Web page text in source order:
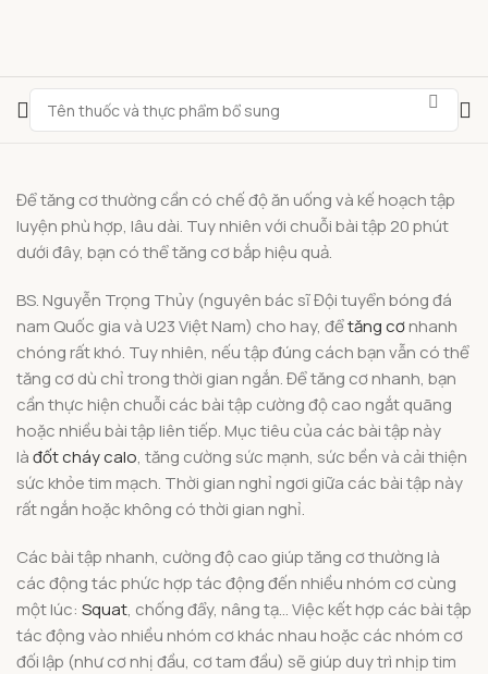
Để tăng cơ thường cần có chế độ ăn uống và kế hoạch tập
luyện phù hợp, lâu dài. Tuy nhiên với chuỗi bài tập 20 phút
dưới đây, bạn có thể tăng cơ bắp hiệu quả.
BS. Nguyễn Trọng Thủy (nguyên bác sĩ Đội tuyển bóng đá
nam Quốc gia và U23 Việt Nam) cho hay, đểtăng cơnhanh
chóng rất khó. Tuy nhiên, nếu tập đúng cách bạn vẫn có thể
tăng cơ dù chỉ trong thời gian ngắn. Để tăng cơ nhanh, bạn
cần thực hiện chuỗi các bài tập cường độ cao ngắt quãng
hoặc nhiều bài tập liên tiếp. Mục tiêu của các bài tập này
làđốt cháy calo, tăng cường sức mạnh, sức bền và cải thiện
sức khỏe tim mạch. Thời gian nghỉ ngơi giữa các bài tập này
rất ngắn hoặc không có thời gian nghỉ.
Các bài tập nhanh, cường độ cao giúp tăng cơ thường là
các động tác phức hợp tác động đến nhiều nhóm cơ cùng
một lúc: Squat, chống đẩy, nâng tạ… Việc kết hợp các bài tập
tác động vào nhiều nhóm cơ khác nhau hoặc các nhóm cơ
đối lập (như cơ nhị đầu, cơ tam đầu) sẽ giúp duy trì nhịp tim